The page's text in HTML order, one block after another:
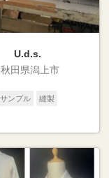
U.d.s.
秋田県潟上市
サンプル 縫製